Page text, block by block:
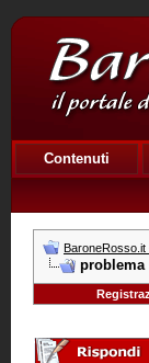
Contenuti
BaroneRosso.it
problema